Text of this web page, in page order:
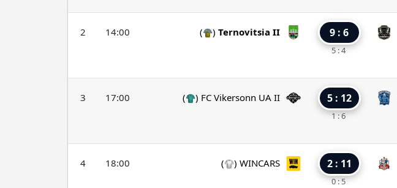
2 14:00 ( ) Ternovitsia II 9 : 6
5 : 4
3 17:00 ( ) FC Vikersonn UA II 5 : 12
1 : 6
4 18:00 ( ) WINCARS 2 : 11
0 : 5